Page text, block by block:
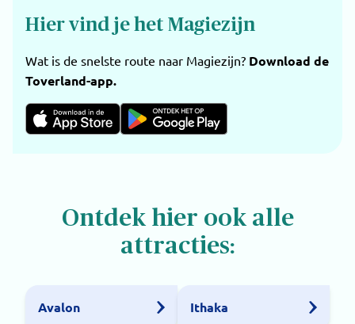
Hier vind je het Magiezijn
Wat is de snelste route naar Magiezijn? Download de
Toverland-app.
Ontdek hier ook alle
attracties:
Avalon Ithaka